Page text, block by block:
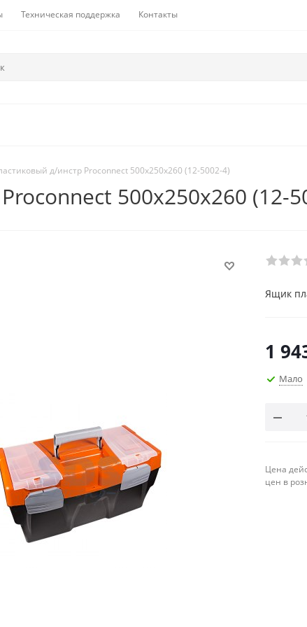
Техническая поддержка Контакты
д/инстр Proconnect 500х250х260 (12-5002-4)
500х250х260 (12-
Ящик
1
Мало
Цена
цен в